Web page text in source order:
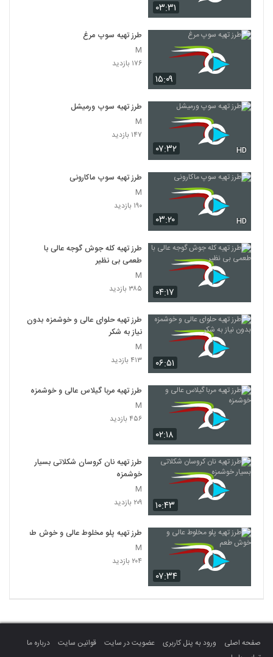
۰۳:۳۱
۱۵:۰۹
طرز تهیه سوپ مرغ
M
۱۷۶ بازدید
۰۷:۳۲ HD
طرز تهیه سوپ ورمیشل
M
۱۴۷ بازدید
۰۳:۲۰ HD
طرز تهیه سوپ ماکارونی
M
۱۹۰ بازدید
۰۴:۱۷
طرز تهیه کله جوش گوجه عالی با
طعمی بی نظیر
M
۳۸۵ بازدید
۰۶:۵۱
طرز تهیه حلوای عالی و خوشمزه بدون
نیاز به شکر
M
۴۱۳ بازدید
۰۲:۱۸
طرز تهیه مربا گیلاس عالی و خوشمزه
M
۴۵۶ بازدید
۱۰:۴۳
طرز تهیه نان کروسان شکلاتی بسیار
خوشمزه
M
۲۰۹ بازدید
۰۷:۳۴
طرز تهیه پلو مخلوط عالی و خوش طعم
M
۲۰۴ بازدید
صفحه اصلی ورود به پنل کاربری عضویت در سایت قوانین سایت
درباره ما